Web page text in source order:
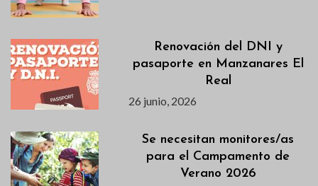
Renovación del DNI y
pasaporte en Manzanares El
Real
26 junio, 2026
Se necesitan monitores/as
para el Campamento de
Verano 2026